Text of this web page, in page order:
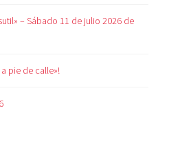
– Sábado 11 de julio 2026 de
pie de calle»!